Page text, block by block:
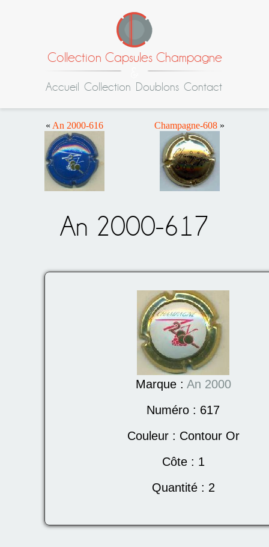
Collection Capsules Champagne
Accueil Collection Doublons Contact
« An 2000-616 Champagne-608 »
An 2000-617
Marque : An 2000
Numéro : 617
Couleur : Contour Or
Côte : 1
Quantité : 2